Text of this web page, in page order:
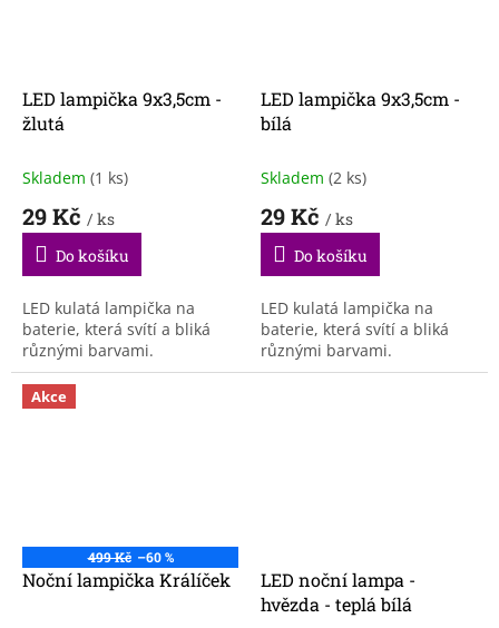
LED lampička 9x3,5cm -
žlutá
Skladem (1 ks)
29 Kč / ks
Do košíku
LED kulatá lampička na
baterie, která svítí a bliká
různými barvami.
LED lampička 9x3,5cm -
bílá
Skladem (2 ks)
29 Kč / ks
Do košíku
LED kulatá lampička na
baterie, která svítí a bliká
různými barvami.
Akce
499 Kč –60 %
Noční lampička Králíček
LED noční lampa -
hvězda - teplá bílá